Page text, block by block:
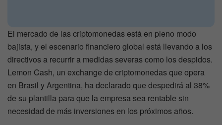
El mercado de las criptomonedas está en pleno modo
bajista, y el escenario financiero global está llevando a los
directivos a recurrir a medidas severas como los despidos.
Lemon Cash, un exchange de criptomonedas que opera
en Brasil y Argentina, ha declarado que despedirá al 38%
de su plantilla para que la empresa sea rentable sin
necesidad de más inversiones en los próximos años.